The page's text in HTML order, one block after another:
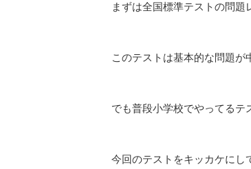
まずは全国標準テストの問題
このテストは基本的な問題が
でも普段小学校でやってるテ
今回のテストをキッカケにし